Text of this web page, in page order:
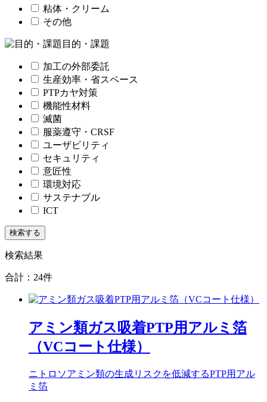
粘体・クリーム
その他
目的・課題
加工の外部委託
生産効率・省スペース
PTPカヤ対策
機能性材料
滅菌
服薬遵守・CRSF
ユーザビリティ
セキュリティ
意匠性
環境対応
サステナブル
ICT
検索結果
合計：24件
アミン類ガス吸着PTP用アルミ箔
（VCコート仕様）
ニトロソアミン類の生成リスクを低減するPTP用アル
ミ箔